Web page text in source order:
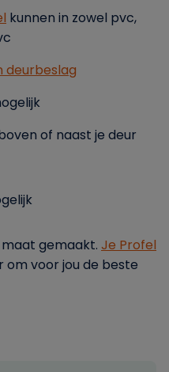
kunnen in zowel pvc,
deurbeslag
of naast je deur
maat gemaakt. Je Profel
voor jou de beste